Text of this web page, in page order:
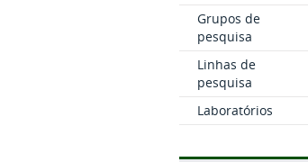
Grupos de
pesquisa
Linhas de
pesquisa
Laboratórios